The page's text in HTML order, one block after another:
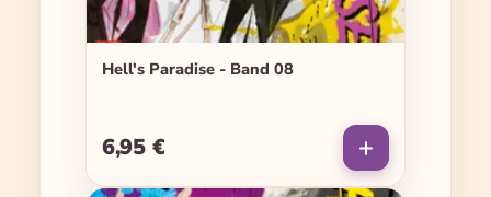
Hell's Paradise - Band 08
Regulärer Preis:
6,95 €